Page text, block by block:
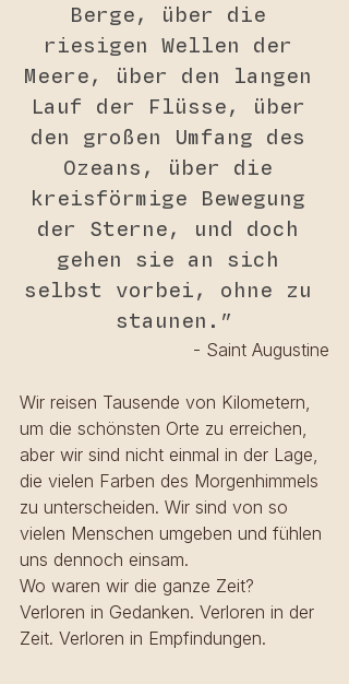
Berge, über die
riesigen Wellen der
Meere, über den langen
Lauf der Flüsse, über
den großen Umfang des
Ozeans, über die
kreisförmige Bewegung
der Sterne, und doch
gehen sie an sich
selbst vorbei, ohne zu
staunen.”
- Saint Augustine
Wir reisen Tausende von Kilometern,
um die schönsten Orte zu erreichen,
aber wir sind nicht einmal in der Lage,
die vielen Farben des Morgenhimmels
zu unterscheiden. Wir sind von so
vielen Menschen umgeben und fühlen
uns dennoch einsam.
Wo waren wir die ganze Zeit?
Verloren in Gedanken. Verloren in der
Zeit. Verloren in Empfindungen.